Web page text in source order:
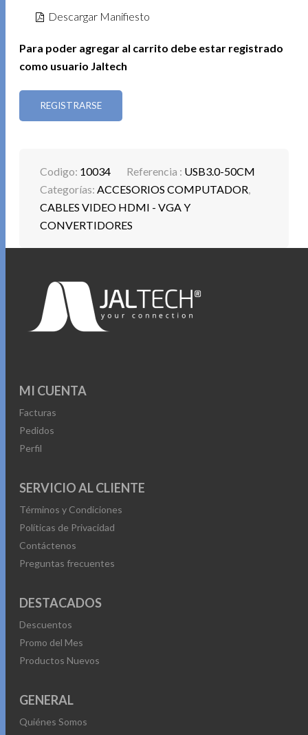
Descargar Manifiesto
Para poder agregar al carrito debe estar registrado
como usuario Jaltech
REGISTRARSE
Codigo: 10034 Referencia : USB3.0-50CM
Categorías:ACCESORIOS COMPUTADOR,
CABLES VIDEO HDMI - VGA Y
CONVERTIDORES
MI CUENTA
Facturas
Pedidos
Perfil
SERVICIO AL CLIENTE
Términos y Condiciones
Políticas de Privacidad
Contáctenos
Preguntas frecuentes
DESTACADOS
Descuentos
Promo del Mes
Productos Nuevos
GENERAL
Quiénes Somos